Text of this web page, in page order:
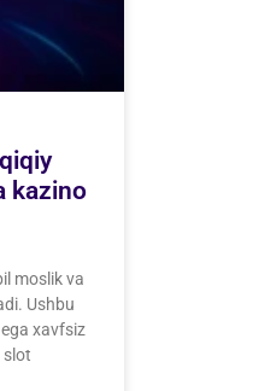
kazino
moslik va
Ushbu
xavfsiz
slot